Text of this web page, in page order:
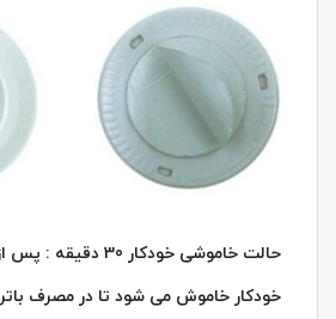
خودکار خاموش می شود تا در مصرف